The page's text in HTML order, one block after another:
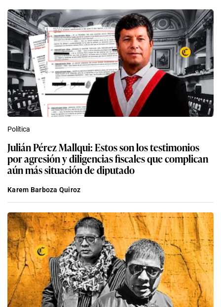
Política
Julián Pérez Mallqui: Estos son los testimonios
por agresión y diligencias fiscales que complican
aún más situación de diputado
Karem Barboza Quiroz